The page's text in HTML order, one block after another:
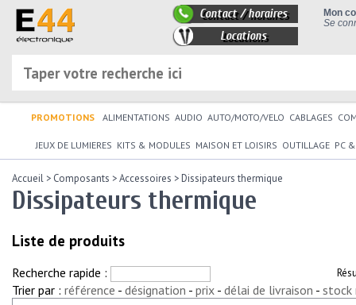
Mon
Se
Contact / horaires
Locations
PROMOTIONS ALIMENTATIONS AUDIO AUTO/MOTO/VELO CABLAGES
JEUX DE LUMIERES KITS & MODULES MAISON ET LOISIRS OUTILLAGE PC
Accueil > Composants >Accessoires >Dissipateurs thermique
Dissipateurs thermique
Liste de produits
Trier par : référence - désignation - prix - délai de livraison - stock
Recherche rapide :